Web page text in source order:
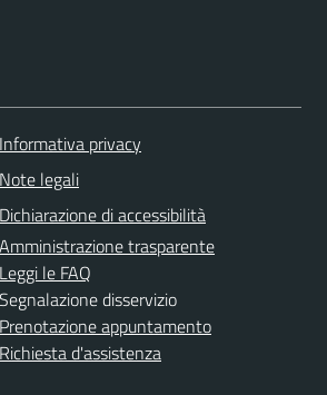
Informativa privacy
Note legali
Dichiarazione di accessibilità
Amministrazione trasparente
Leggi le FAQ
Segnalazione disservizio
Prenotazione appuntamento
Richiesta d'assistenza